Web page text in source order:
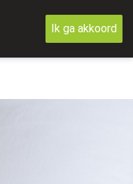
Ik ga akkoord